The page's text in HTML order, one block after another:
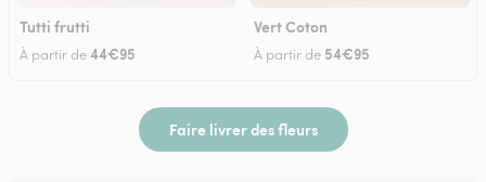
Tutti frutti
À partir de44€95
Vert Coton
À partir de 54€95
Faire livrer des fleurs